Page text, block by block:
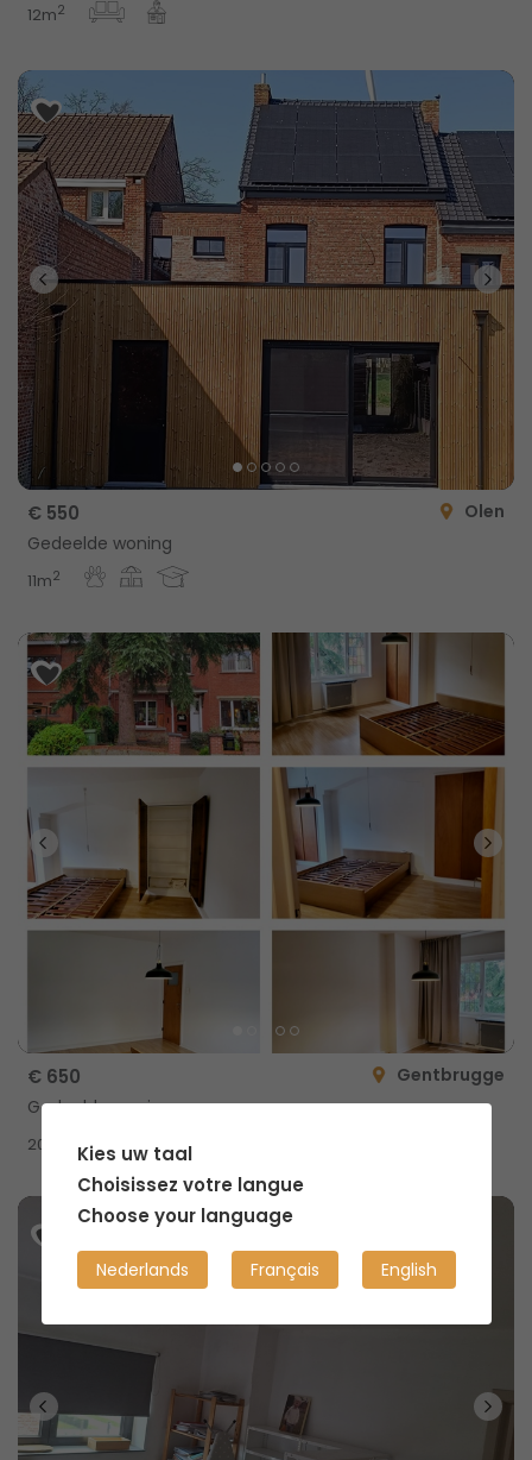
12m2
€ 550
Olen
Gedeelde woning
11m2
€ 650
Gentbrugge
Gedeelde woning
20m
Kies uw taal
Choisissez votre langue
Choose your language
Nederlands Français English